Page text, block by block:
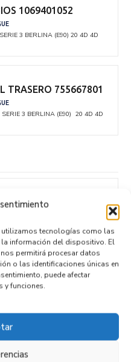
utilizamos tecnologías como las
la información del dispositivo. El
permitirá procesar datos
o las identificaciones únicas en
puede afectar
y funciones.
1069401052
SERIE 3 BERLINA (E90) 20 4D 4D
TRASERO 755667801
SERIE 3 BERLINA (E90) 20 4D 4D
SERIE 3 BERLINA (E90) 20 4D 4D
TRASERA IZQUIERDA
SERIE 3 BERLINA (E90) 20 4D 4D